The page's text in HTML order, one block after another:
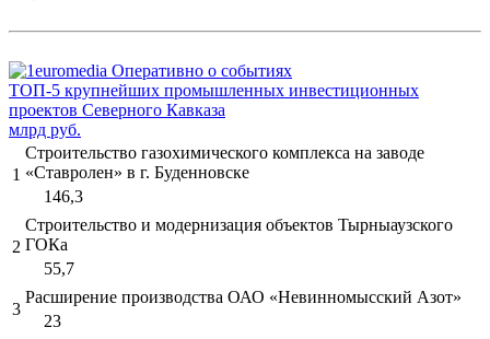
ТОП-5 крупнейших промышленных инвестиционных
проектов Северного Кавказа
млрд руб.
1
Строительство газохимического комплекса на заводе
«Ставролен» в г. Буденновске
146,3
2
Строительство и модернизация объектов Тырныаузского
ГОКа
55,7
3
Расширение производства ОАО «Невинномысский Азот»
23